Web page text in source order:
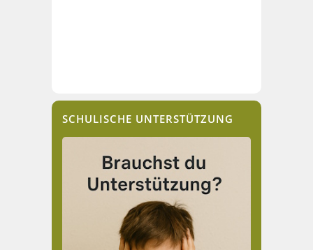
SCHULISCHE UNTERSTÜTZUNG